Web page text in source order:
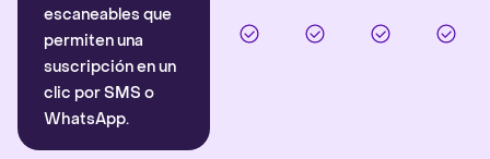
escaneables que
permiten una
suscripción en un
clic por SMS o
WhatsApp.